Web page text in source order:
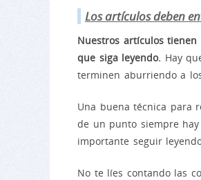
Los artículos deben
Nuestros artículos
que siga leyendo. Hay
terminen aburriendo a
Una buena técnica para
de un punto siempre
importante seguir
No te líes contando las